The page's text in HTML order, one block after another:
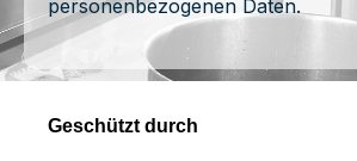
personenbezogenen Daten.
Geschützt durch